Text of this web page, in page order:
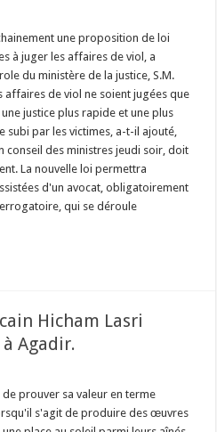
une proposition de loi
à juger les affaires de viol, a
du ministère de la justice, S.M.
affaires de viol ne soient jugées que
justice plus rapide et une plus
subi par les victimes, a-t-il ajouté,
conseil des ministres jeudi soir, doit
La nouvelle loi permettra
d'un avocat, obligatoirement
qui se déroule
Hicham Lasri
Agadir.
de prouver sa valeur en terme
s'agit de produire des œuvres